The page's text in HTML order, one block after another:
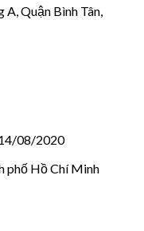
Quận Bình Tân,
08/2020
phố Hồ Chí Minh